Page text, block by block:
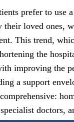
prefer to use
their loved ones,
This trend,
the
improving the
a support
doctors,